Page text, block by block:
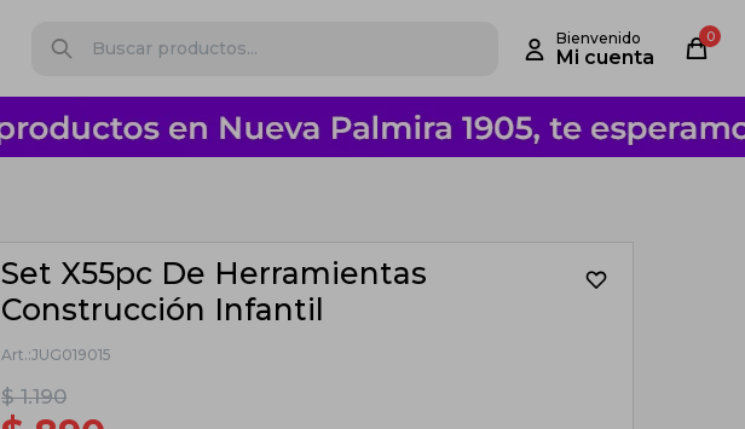
0
Set X55pc De Herramientas
Construcción Infantil
JUG019015
$ 1.190